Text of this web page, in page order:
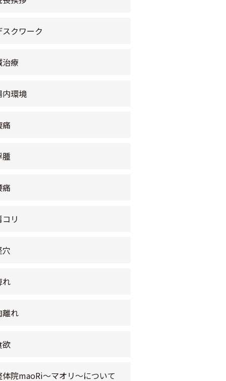
スクワーク
治療
内環境
痛
腫
痛
リ
穴
れ
離れ
欲
体院maoRi〜マオリ〜について